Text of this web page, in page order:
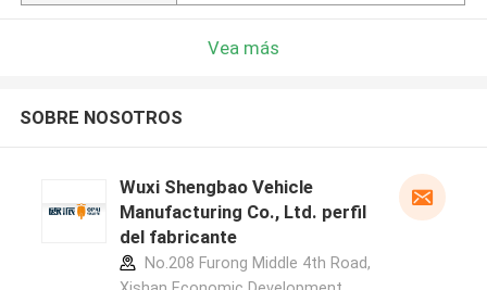
Vea más
SOBRE NOSOTROS
Wuxi Shengbao Vehicle
Manufacturing Co., Ltd. perfil
del fabricante
No.208 Furong Middle 4th Road,